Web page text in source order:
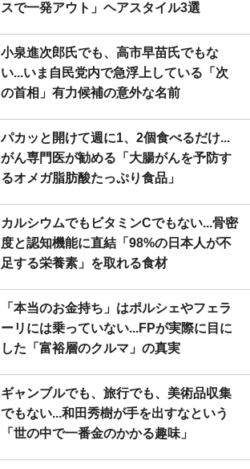
スで一発アウト」ヘアスタイル3選
小泉進次郎氏でも、高市早苗氏でもな
い...いま自民党内で急浮上している「次
の首相」有力候補の意外な名前
パカッと開けて週に1、2個食べるだけ...
がん専門医が勧める「大腸がんを予防す
るオメガ脂肪酸たっぷり食品」
カルシウムでもビタミンCでもない...骨密
度と認知機能に直結「98%の日本人が不
足する栄養素」を取れる食材
「本当のお金持ち」はポルシェやフェラ
ーリには乗っていない...FPが実際に目に
した「富裕層のクルマ」の真実
ギャンブルでも、旅行でも、美術品収集
でもない...和田秀樹が手を出すなという
「世の中で一番金のかかる趣味」